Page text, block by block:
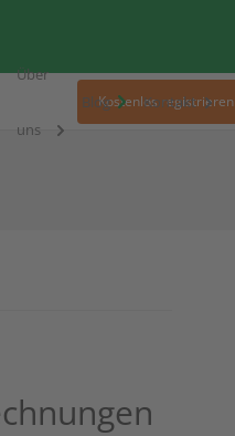
Über
uns
Blog Kontakt
Kostenlos registrieren